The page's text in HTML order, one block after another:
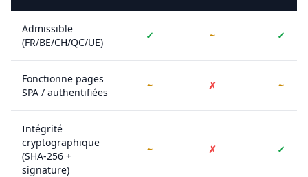
Admissible
(FR/BE/CH/QC/UE)
✓ ~ ✓
Fonctionne pages
SPA / authentifiées
~ ✗ ~
Intégrité
cryptographique
(SHA-256 +
signature)
~ ✗ ✓